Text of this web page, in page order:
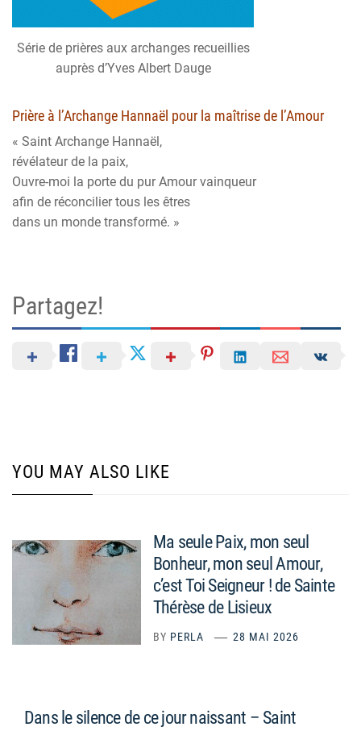
Série de prières aux archanges recueillies
auprès d’Yves Albert Dauge
Prière à l’Archange Hannaël pour la maîtrise de l’Amour
« Saint Archange Hannaël,
révélateur de la paix,
Ouvre-moi la porte du pur Amour vainqueur
afin de réconcilier tous les êtres
dans un monde transformé. »
Partagez!
YOU MAY ALSO LIKE
Ma seule Paix, mon seul
Bonheur, mon seul Amour,
c’est Toi Seigneur ! de Sainte
Thérèse de Lisieux
BY PERLA 28 MAI 2026
Dans le silence de ce jour naissant – Saint